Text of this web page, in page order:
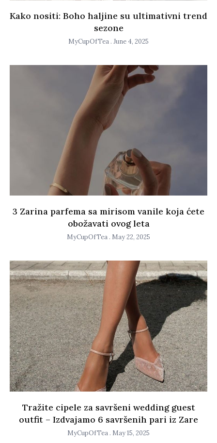
Kako nositi: Boho haljine su ultimativni trend
sezone
MyCupOfTea June 4, 2025
3 Zarina parfema sa mirisom vanile koja ćete
obožavati ovog leta
MyCupOfTea May 22, 2025
Tražite cipele za savršeni wedding guest
outfit – Izdvajamo 6 savršenih pari iz Zare
MyCupOfTea May 15, 2025